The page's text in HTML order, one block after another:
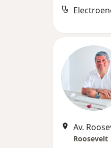
Av.
Roosevelt